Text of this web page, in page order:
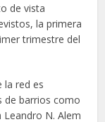
de vista
la primera
trimestre del
la red es
de barrios como
Leandro N. Alem